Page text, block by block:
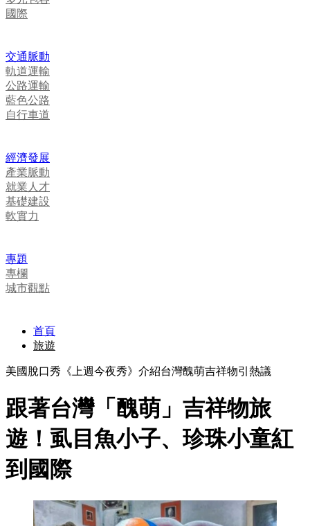
國際
交通脈動
軌道運輸
公路運輸
藍色公路
自行車道
經濟發展
產業脈動
就業人才
基礎建設
軟實力
專題
專欄
城市觀點
首頁
旅遊
美國脫口秀《上週今夜秀》介紹台灣醜萌吉祥物引熱議
跟著台灣「醜萌」吉祥物旅
遊！虱目魚小子、珍珠小童紅
到國際